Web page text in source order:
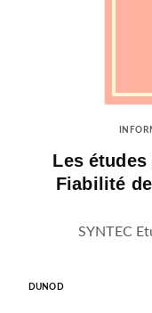
Les
Fiabilité
SYNTEC
DUNOD